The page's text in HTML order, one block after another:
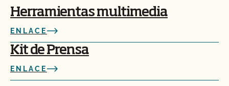
Herramientas multimedia
ENLACE
Kit de Prensa
ENLACE